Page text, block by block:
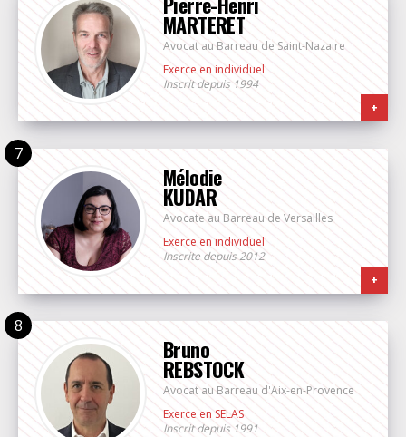
MARTERET
Avocat au Barreau de Saint-Nazaire
Exerce en individuel
Inscrit depuis 1994
+
Mélodie
KUDAR
Avocate au Barreau de Versailles
Exerce en individuel
Inscrite depuis 2012
+
Bruno
REBSTOCK
Avocat au Barreau d'Aix-en-Provence
Exerce en SELAS
Inscrit depuis 1991